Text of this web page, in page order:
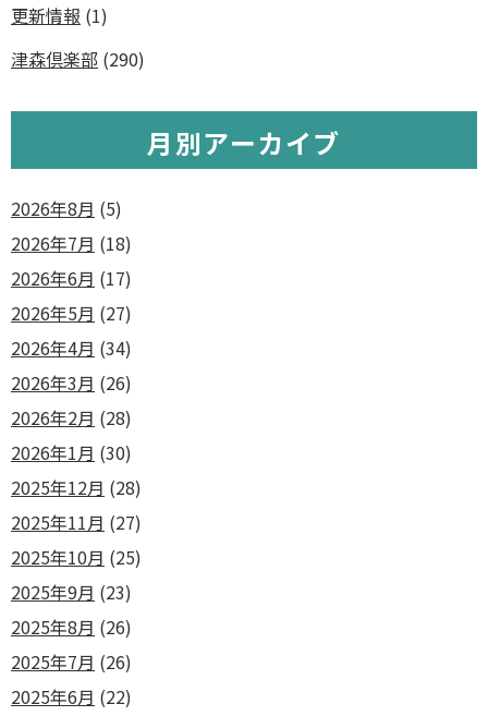
更新情報 (1)
津森倶楽部 (290)
月別アーカイブ
2026年8月 (5)
2026年7月 (18)
2026年6月 (17)
2026年5月 (27)
2026年4月 (34)
2026年3月 (26)
2026年2月 (28)
2026年1月 (30)
2025年12月 (28)
2025年11月 (27)
2025年10月 (25)
2025年9月 (23)
2025年8月 (26)
2025年7月 (26)
2025年6月 (22)